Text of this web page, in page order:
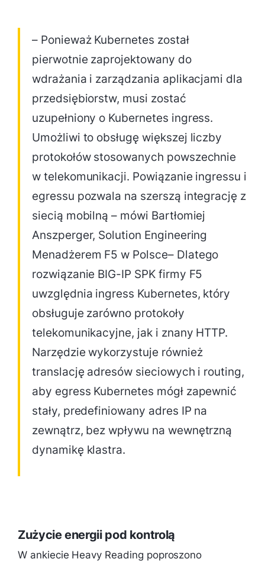
– Ponieważ Kubernetes został
pierwotnie zaprojektowany do
wdrażania i zarządzania aplikacjami dla
przedsiębiorstw, musi zostać
uzupełniony o Kubernetes ingress.
Umożliwi to obsługę większej liczby
protokołów stosowanych powszechnie
w telekomunikacji. Powiązanie ingressu i
egressu pozwala na szerszą integrację z
siecią mobilną – mówi Bartłomiej
Anszperger, Solution Engineering
Menadżerem F5 w Polsce– Dlatego
rozwiązanie BIG-IP SPK firmy F5
uwzględnia ingress Kubernetes, który
obsługuje zarówno protokoły
telekomunikacyjne, jak i znany HTTP.
Narzędzie wykorzystuje również
translację adresów sieciowych i routing,
aby egress Kubernetes mógł zapewnić
stały, predefiniowany adres IP na
zewnątrz, bez wpływu na wewnętrzną
dynamikę klastra.
Zużycie energii pod kontrolą
W ankiecie Heavy Reading poproszono